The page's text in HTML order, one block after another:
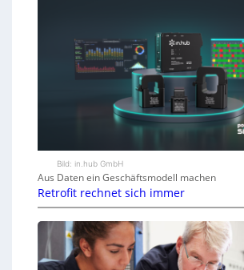
Bild: in.hub GmbH
Aus Daten ein Geschäftsmodell machen
Retrofit rechnet sich immer